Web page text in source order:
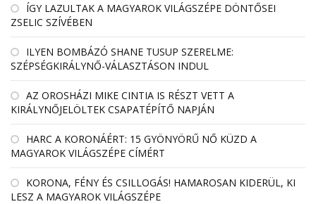
ÍGY LAZULTAK A MAGYAROK VILÁGSZÉPE DÖNTŐSEI
ZSELIC SZÍVÉBEN
ILYEN BOMBÁZÓ SHANE TUSUP SZERELME:
SZÉPSÉGKIRÁLYNŐ-VÁLASZTÁSON INDUL
AZ OROSHÁZI MIKE CINTIA IS RÉSZT VETT A
KIRÁLYNŐJELÖLTEK CSAPATÉPÍTŐ NAPJÁN
HARC A KORONÁÉRT: 15 GYÖNYÖRŰ NŐ KÜZD A
MAGYAROK VILÁGSZÉPE CÍMÉRT
KORONA, FÉNY ÉS CSILLOGÁS! HAMAROSAN KIDERÜL, KI
LESZ A MAGYAROK VILÁGSZÉPE